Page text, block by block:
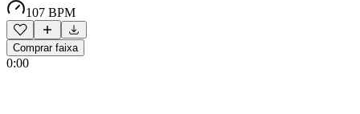
107 BPM
Comprar faixa
0:00